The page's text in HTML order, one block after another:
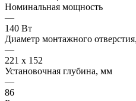
Номинальная мощность
—
140 Вт
Диаметр монтажного
—
221 x 152
Установочная глубина, мм
—
86